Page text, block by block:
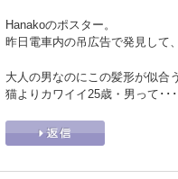
Hanakoのポスター。
昨日電車内の吊広告で発見して
大人の男なのにこの髪形が似合
猫よりカワイイ25歳・男って･･